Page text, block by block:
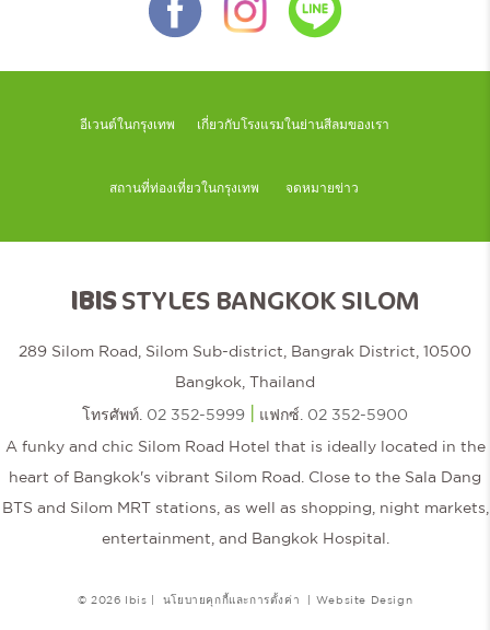
อีเวนต์ในกรุงเทพ เกี่ยวกับโรงแรมในย่านสีลมของเรา
สถานที่ท่องเที่ยวในกรุงเทพ จดหมายข่าว
IBISSTYLES BANGKOK SILOM
289 Silom Road, Silom Sub-district, Bangrak District, 10500
Bangkok, Thailand
โทรศัพท์. 02 352-5999 แฟกซ์. 02 352-5900
A funky and chic Silom Road Hotel that is ideally located in the
heart of Bangkok's vibrant Silom Road. Close to the Sala Dang
BTS and Silom MRT stations, as well as shopping, night markets,
entertainment, and Bangkok Hospital.
© 2026 Ibis | นโยบายคุกกี้และการตั้งค่า Website Design